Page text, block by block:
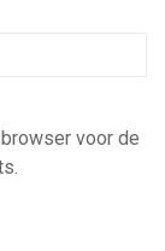
voor de